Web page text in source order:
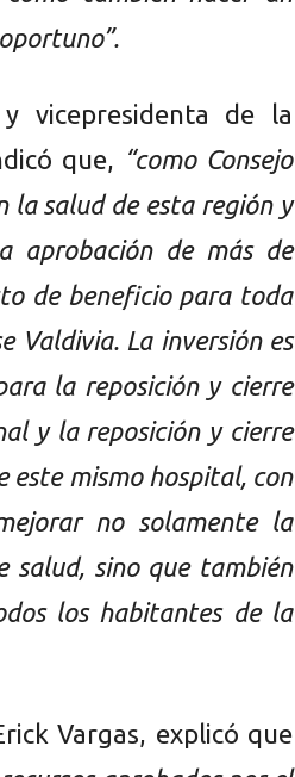
vicepresidenta de la
que, “como Consejo
la salud de esta región y
aprobación de más de
de beneficio para toda
Valdivia. La inversión es
la reposición y cierre
y la reposición y cierre
este mismo hospital, con
no solamente la
salud, sino que también
los habitantes de la
Vargas, explicó que